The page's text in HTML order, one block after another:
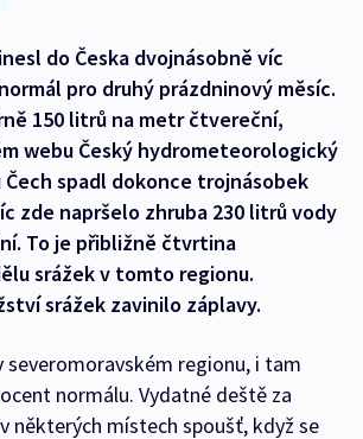
do Česka dvojnásobně víc
pro druhý prázdninový měsíc.
150 litrů na metr čtvereční,
webu Český hydrometeorologický
Čech spadl dokonce trojnásobek
zde napršelo zhruba 230 litrů vody
To je přibližně čtvrtina
srážek v tomto regionu.
srážek zavinilo záplavy.
severomoravském regionu, i tam
normálu. Vydatné deště za
některých místech spoušť, když se